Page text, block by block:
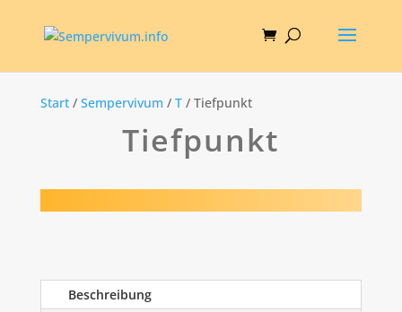
Start/ Sempervivum / T/ Tiefpunkt
Tiefpunkt
Beschreibung